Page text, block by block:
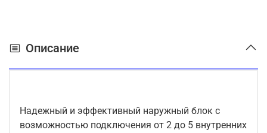
Описание
Надежный и эффективный наружный блок с
возможностью подключения от 2 до 5 внутренних